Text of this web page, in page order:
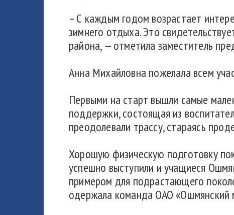
– С каждым годом возрастает
зимнего отдыха. Это
района, — отметила заместитель
Анна Михайловна пожелала всем
Первыми на старт вышли самые
поддержки, состоящая из
преодолевали трассу, стараясь
Хорошую физическую подготовку
успешно выступили и учащиеся
примером для подрастающего
одержала команда ОАО «Ошмянский